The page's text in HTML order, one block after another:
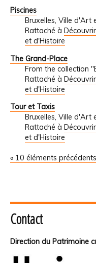
Piscines
Bruxelles, Ville d'Art
Rattaché à Découvrir
et d'Histoire
The Grand-Place
From the collection
Rattaché à Découvrir
et d'Histoire
Tour et Taxis
Bruxelles, Ville d'Art
Rattaché à Découvrir
et d'Histoire
« 10 éléments précédents
Contact
Direction du Patrimoine